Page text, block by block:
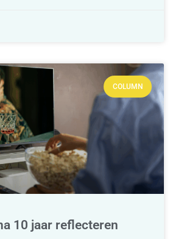
COLUMN
10 jaar reflecteren